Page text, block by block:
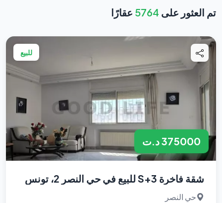
تم العثور على 5764 عقارًا
للبيع
375000 د.ت
شقة فاخرة S+3 للبيع في حي النصر 2، تونس
حي النصر